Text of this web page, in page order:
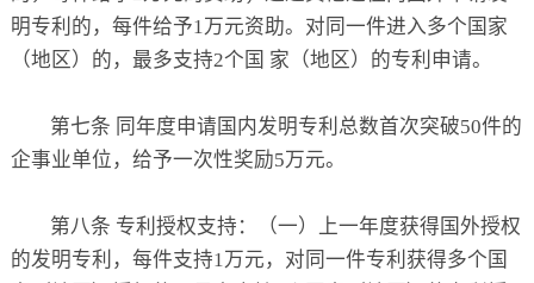
明专利的，每件给予1万元资助。对同一件进入多个国家
（地区）的，最多支持2个国 家（地区）的专利申请。
第七条 同年度申请国内发明专利总数首次突破50件的
企事业单位，给予一次性奖励5万元。
第八条 专利授权支持：（一）上一年度获得国外授权
的发明专利，每件支持1万元，对同一件专利获得多个国